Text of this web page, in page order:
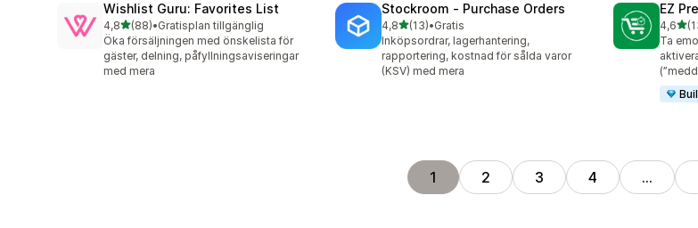
Wishlist Guru: Favorites List
4,8av 5 stjärnor
(88)
88 recensioner totalt
•Gratisplan tillgänglig
Öka försäljningen med önskelista för
gäster, delning, påfyllningsaviseringar
med mera
Stockroom ‑ Purchase Orders
4,8av 5 stjärnor
(13)
13 recensioner totalt
•Gratis
Inköpsordrar, lagerhantering,
rapportering, kostnad för sålda varor
(KSV) med mera
EZ
4,6av
136
Ta
1 2 3 4 …